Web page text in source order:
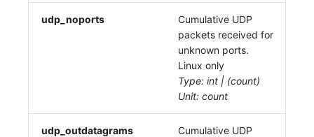
udp_noports
Cumulative UDP
packets received for
unknown ports.
Linux only
Type: int | (count)
Unit: count
udp_outdatagrams
Cumulative UDP